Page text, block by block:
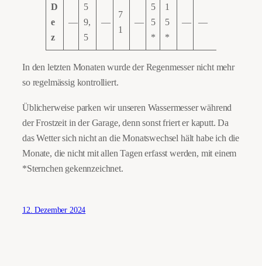
D
e
z
—
5
9,
5
—
7
1
—
5
5
*
1
5
*
— —
In den letzten Monaten wurde der Regenmesser nicht mehr
so regelmässig kontrolliert.
Üblicherweise parken wir unseren Wassermesser während
der Frostzeit in der Garage, denn sonst friert er kaputt. Da
das Wetter sich nicht an die Monatswechsel hält habe ich die
Monate, die nicht mit allen Tagen erfasst werden, mit einem
*Sternchen gekennzeichnet.
12. Dezember 2024